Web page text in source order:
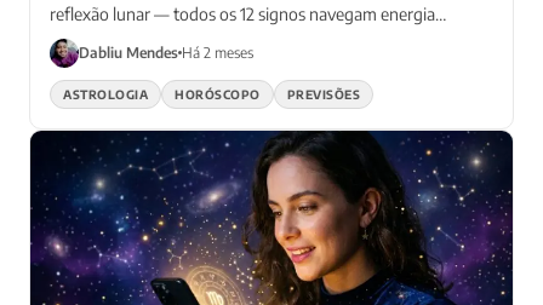
reflexão lunar — todos os 12 signos navegam energia
contraditória que confunde planetas
Dabliu Mendes Há 2 meses
ASTROLOGIA HORÓSCOPO PREVISÕES